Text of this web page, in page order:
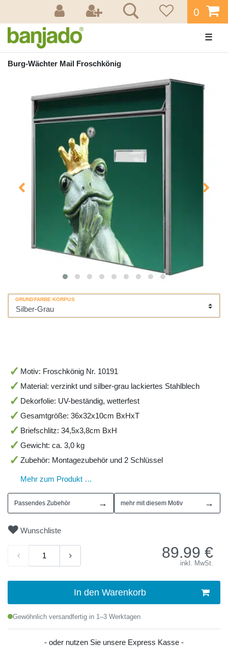
0
☰
Burg-Wächter Mail Froschkönig
GRUNDFARBE KORPUS
Motiv: Froschkönig Nr. 10191
Material: verzinkt und silber-grau lackiertes Stahlblech
Dekorfolie: UV-beständig, wetterfest
Gesamtgröße: 36x32x10cm BxHxT
Briefschlitz: 34,5x3,8cm BxH
Gewicht: ca. 3,0 kg
Zubehör: Montagezubehör und 2 Schlüssel
Mehr zum Produkt …
Passendes Zubehör → mehr mit diesem Motiv →
Wunschliste
89.99 €
inkl. MwSt.
In den Warenkorb
Gewöhnlich versandfertig in 1–3 Werktagen
- oder nutzen Sie unsere Express Kasse -